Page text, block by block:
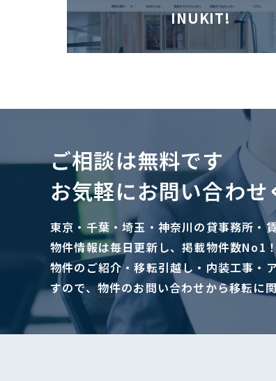
INUKIT!
ご相談は無料です
お気軽にお問い合わせ
東京・千葉・埼玉・神奈川の貸事務所・
物件情報は毎日更新し、掲載物件数No1
物件のご紹介・移転引越し・内装工事・
すので、物件のお問い合わせから移転に